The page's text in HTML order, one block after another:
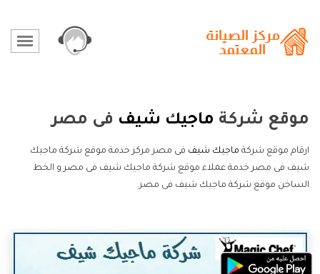
موقع شركة ماجيك شيف فى مصر
ارقام موقع شركة ماجيك شيف فى مصر مركز خدمة موقع شركة ماجيك
شيف فى مصر خدمة عملاء موقع شركة ماجيك شيف فى مصر و الخط
الساخن موقع شركة ماجيك شيف فى مصر.